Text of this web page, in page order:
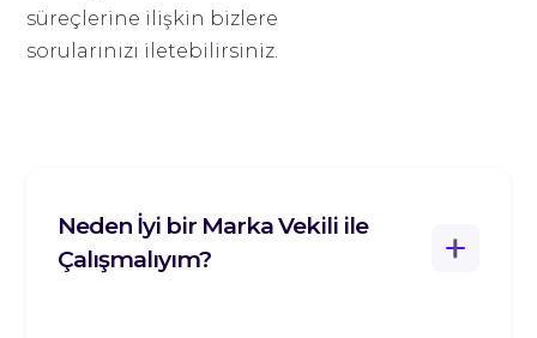
süreçlerine ilişkin bizlere
sorularınızı iletebilirsiniz.
Neden İyi bir Marka Vekili ile
Çalışmalıyım?